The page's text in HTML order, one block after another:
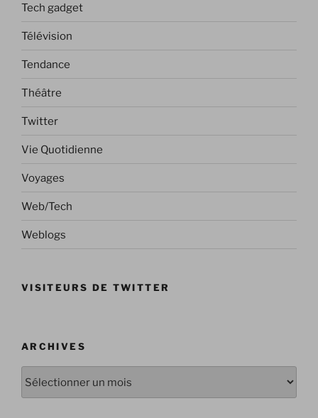
Tech gadget
Télévision
Tendance
Théâtre
Twitter
Vie Quotidienne
Voyages
Web/Tech
Weblogs
VISITEURS DE TWITTER
ARCHIVES